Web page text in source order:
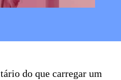
do que carregar um